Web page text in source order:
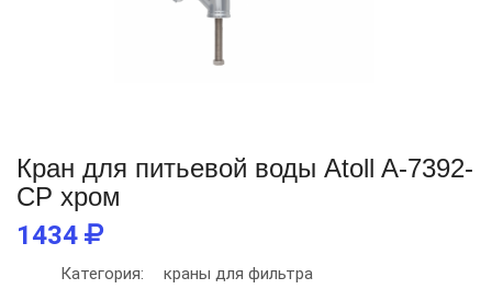
Кран для питьевой воды Atoll A-7392-
CP хром
1434
Категория:
краны для фильтра